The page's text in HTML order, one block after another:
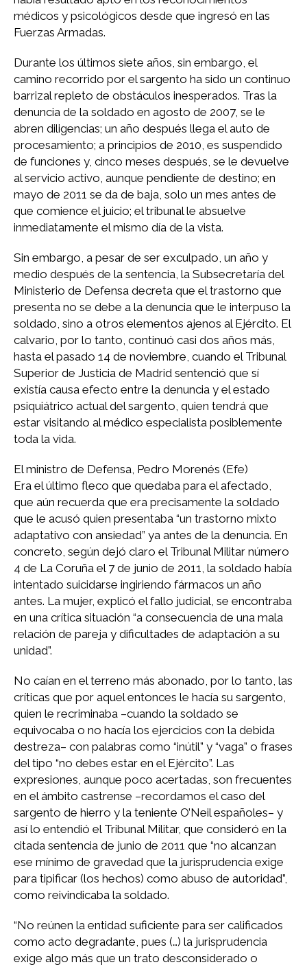
médicos y psicológicos desde que ingresó en las
Fuerzas Armadas.
Durante los últimos siete años, sin embargo, el
camino recorrido por el sargento ha sido un continuo
barrizal repleto de obstáculos inesperados. Tras la
denuncia de la soldado en agosto de 2007, se le
abren diligencias; un año después llega el auto de
procesamiento; a principios de 2010, es suspendido
de funciones y, cinco meses después, se le devuelve
al servicio activo, aunque pendiente de destino; en
mayo de 2011 se da de baja, solo un mes antes de
que comience el juicio; el tribunal le absuelve
inmediatamente el mismo día de la vista.
Sin embargo, a pesar de ser exculpado, un año y
medio después de la sentencia, la Subsecretaría del
Ministerio de Defensa decreta que el trastorno que
presenta no se debe a la denuncia que le interpuso la
soldado, sino a otros elementos ajenos al Ejército. El
calvario, por lo tanto, continuó casi dos años más,
hasta el pasado 14 de noviembre, cuando el Tribunal
Superior de Justicia de Madrid sentenció que sí
existía causa efecto entre la denuncia y el estado
psiquiátrico actual del sargento, quien tendrá que
estar visitando al médico especialista posiblemente
toda la vida.
El ministro de Defensa, Pedro Morenés (Efe)
Era el último fleco que quedaba para el afectado,
que aún recuerda que era precisamente la soldado
que le acusó quien presentaba “un trastorno mixto
adaptativo con ansiedad” ya antes de la denuncia. En
concreto, según dejó claro el Tribunal Militar número
4 de La Coruña el 7 de junio de 2011, la soldado había
intentado suicidarse ingiriendo fármacos un año
antes. La mujer, explicó el fallo judicial, se encontraba
en una crítica situación “a consecuencia de una mala
relación de pareja y dificultades de adaptación a su
unidad”.
No caían en el terreno más abonado, por lo tanto, las
críticas que por aquel entonces le hacía su sargento,
quien le recriminaba –cuando la soldado se
equivocaba o no hacía los ejercicios con la debida
destreza– con palabras como “inútil” y “vaga” o frases
del tipo “no debes estar en el Ejército”. Las
expresiones, aunque poco acertadas, son frecuentes
en el ámbito castrense –recordamos el caso del
sargento de hierro y la teniente O’Neil españoles– y
así lo entendió el Tribunal Militar, que consideró en la
citada sentencia de junio de 2011 que “no alcanzan
ese mínimo de gravedad que la jurisprudencia exige
para tipificar (los hechos) como abuso de autoridad”,
como reivindicaba la soldado.
“No reúnen la entidad suficiente para ser calificados
como acto degradante, pues (…) la jurisprudencia
exige algo más que un trato desconsiderado o